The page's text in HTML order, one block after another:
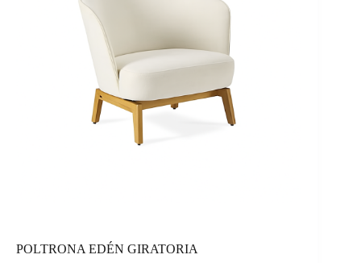
POLTRONA EDÉN GIRATORIA